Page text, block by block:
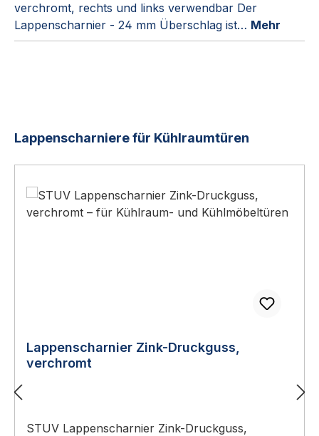
verchromt, rechts und links verwendbar Der
Lappenscharnier - 24 mm Überschlag ist… Mehr
Produktgalerie überspringen
Lappenscharniere für Kühlraumtüren
Lappenscharnier Zink-Druckguss,
verchromt
STUV Lappenscharnier Zink-Druckguss,